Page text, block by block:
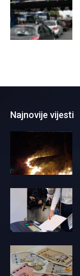
Najnovije vijesti